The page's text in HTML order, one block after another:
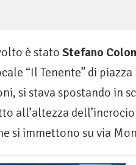
è stato Stefano
“Il Tenente” di
si stava spostando in
all’altezza
si immettono su via